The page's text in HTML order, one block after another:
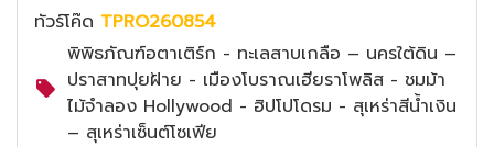
ทัวร์โค๊ด TPRO260854
พิพิธภัณฑ์อตาเติร์ก - ทะเลสาบเกลือ – นครใต้ดิน –
ปราสาทปุยฝ้าย - เมืองโบราณเฮียราโพลิส - ชมม้า
ไม้จำลอง Hollywood - ฮิปโปโดรม - สุเหร่าสีน้ำเงิน
– สุเหร่าเซ็นต์โซเฟีย